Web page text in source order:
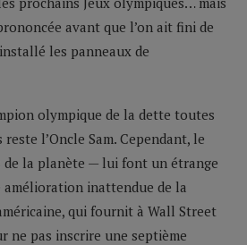
avant que l’on ait fini de
les panneaux de
olympique de la dette toutes
l’Oncle Sam. Cependant, le
la planète — lui font un étrange
amélioration inattendue de la
qui fournit à Wall Street
ne pas inscrire une septième